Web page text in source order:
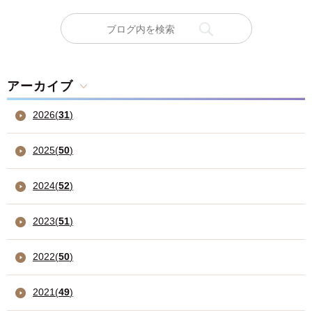
アーカイブ
2026(31)
2025(50)
2024(52)
2023(51)
2022(50)
2021(49)